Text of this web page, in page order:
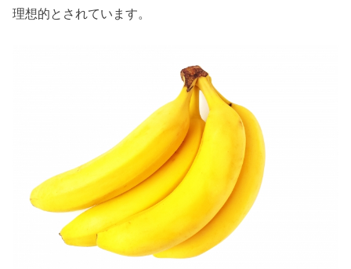
理想的とされています。